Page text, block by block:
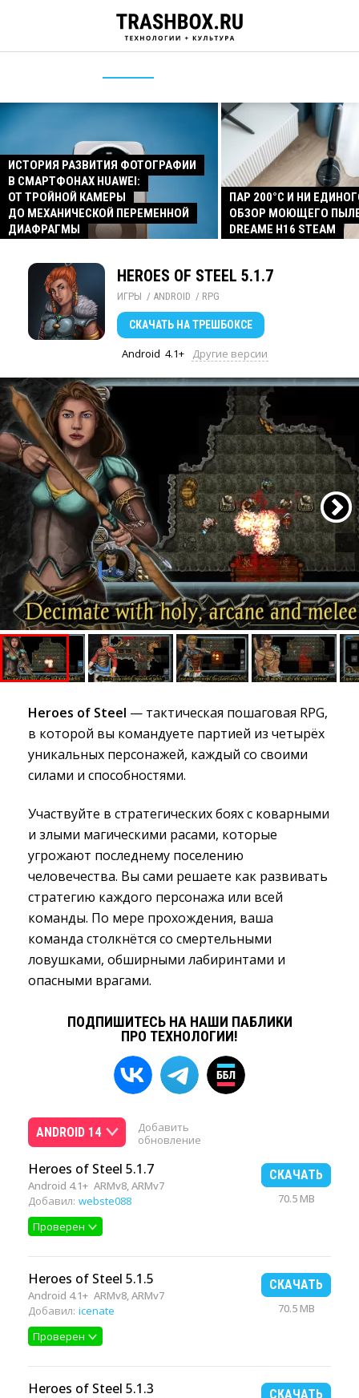
ИСТОРИЯ РАЗВИТИЯ ФОТОГРАФИИ
В СМАРТФОНАХ HUAWEI:
ОТ ТРОЙНОЙ КАМЕРЫ
ДО МЕХАНИЧЕСКОЙ ПЕРЕМЕННОЙ
ДИАФРАГМЫ
ПАР 200°C И НИ
ОБЗОР МОЮЩЕГО
DREAME H16 STEAM
HEROES OF STEEL 5.1.7
ИГРЫ / ANDROID / RPG
СКАЧАТЬ НА ТРЕШБОКСЕ
Android 4.1+ Другие версии
Heroes of Steel — тактическая пошаговая RPG,
в которой вы командуете партией из четырёх
уникальных персонажей, каждый со своими
силами и способностями.
Участвуйте в стратегических боях с коварными
и злыми магическими расами, которые
угрожают последнему поселению
человечества. Вы сами решаете как развивать
стратегию каждого персонажа или всей
команды. По мере прохождения, ваша
команда столкнётся со смертельными
ловушками, обширными лабиринтами и
опасными врагами.
ПОДПИШИТЕСЬ НА НАШИ ПАБЛИКИ
ПРО ТЕХНОЛОГИИ!
ANDROID 14
Добавить
обновление
Heroes of Steel 5.1.7
Android 4.1+ ARMv8, ARMv7
Добавил: webste088
Проверен
СКАЧАТЬ
70.5 MB
Heroes of Steel 5.1.5
Android 4.1+ ARMv8, ARMv7
Добавил: icenate
Проверен
СКАЧАТЬ
70.5 MB
Heroes of Steel 5.1.3 СКАЧАТЬ